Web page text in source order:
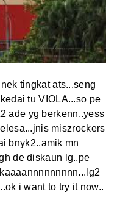
tingkat ats...seng
tu VIOLA...so pe
ade yg berkenn..yess
miszrockers
bnyk2..amik mn
de diskaun lg..pe
i want to try it now..